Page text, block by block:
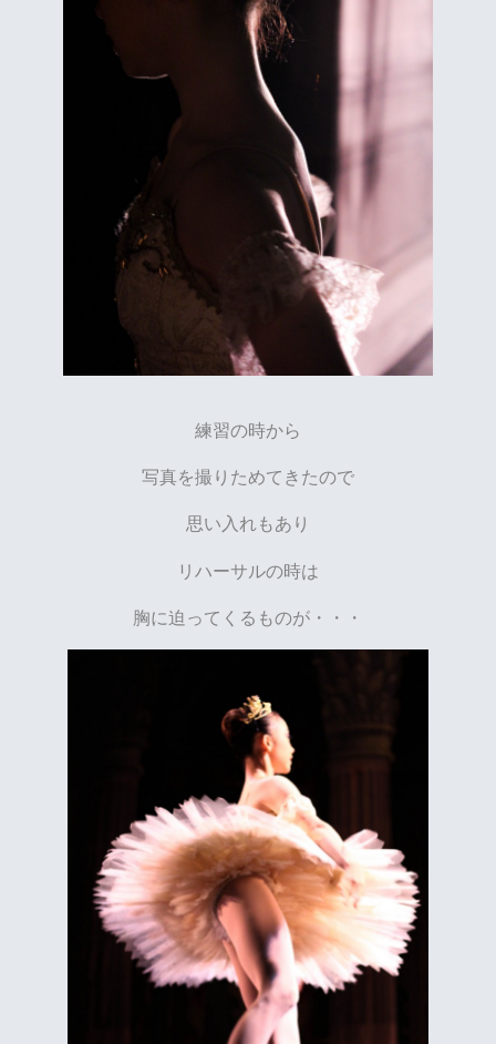
練習の時から
写真を撮りためてきたので
思い入れもあり
リハーサルの時は
胸に迫ってくるものが・・・